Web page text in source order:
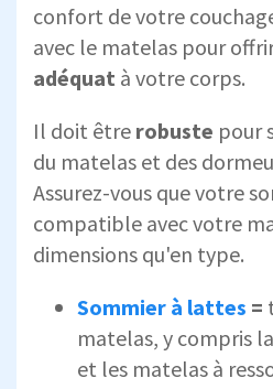
confort de votre
avec le matelas pour
adéquat à votre corps.
Il doit être robuste pour
du matelas et des
Assurez-vous que votre
compatible avec votre
dimensions qu'en type.
Sommier à lattes =
matelas, y compris
et les matelas à